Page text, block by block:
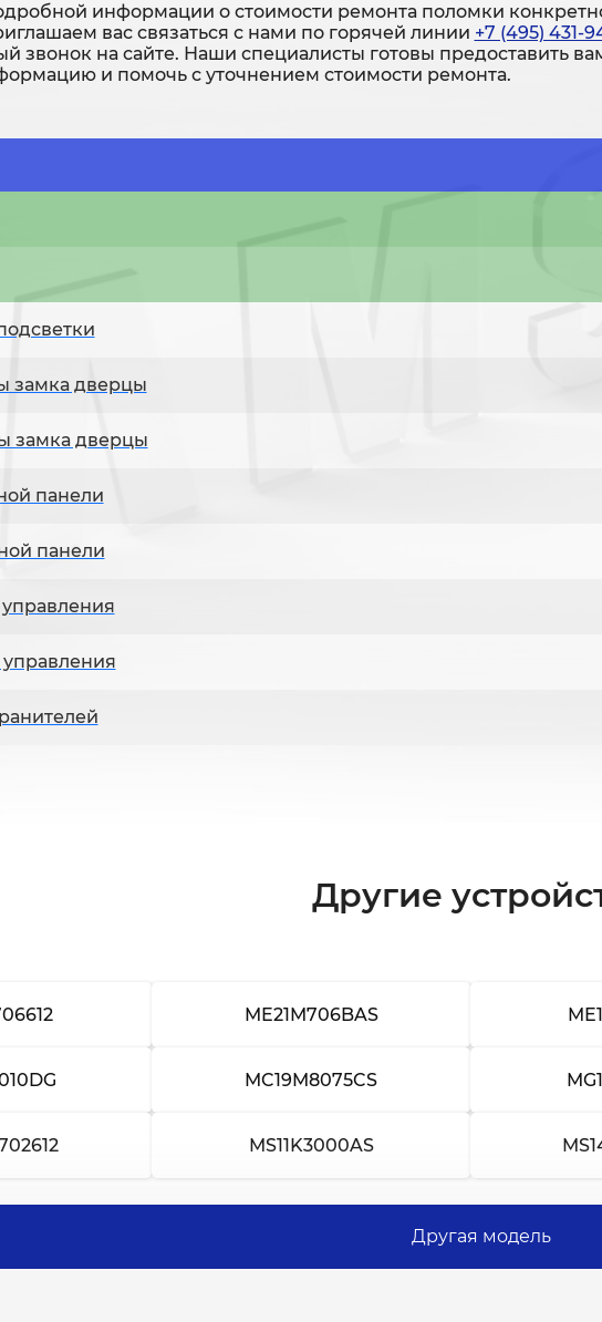
информации о стоимости ремонта поломки
вас связаться с нами по горячей линии +7 (495) 431-
звонок на сайте. Наши специалисты готовы предоставить
и помочь с уточнением стоимости ремонта.
замка дверцы
замка дверцы
панели
панели
Другие
ME21M706BAS
MC19M8075CS
MS11K3000AS
Другая модель